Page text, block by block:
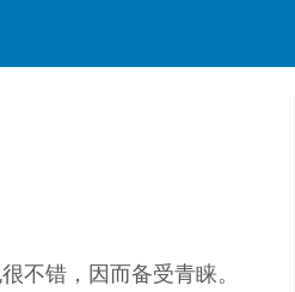
不错，因而备受青睐。